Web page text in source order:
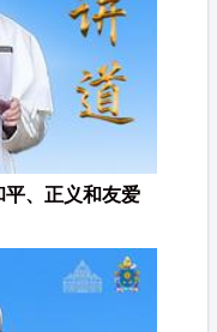
平、正义和友爱